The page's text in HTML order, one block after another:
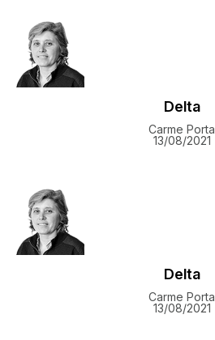
Delta
Carme Porta
13/08/2021
Delta
Carme Porta
13/08/2021